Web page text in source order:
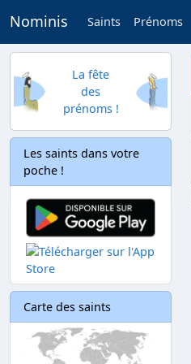
Nominis Saints Prénoms
La fête
des
prénoms !
Les saints dans votre
poche !
Carte des saints